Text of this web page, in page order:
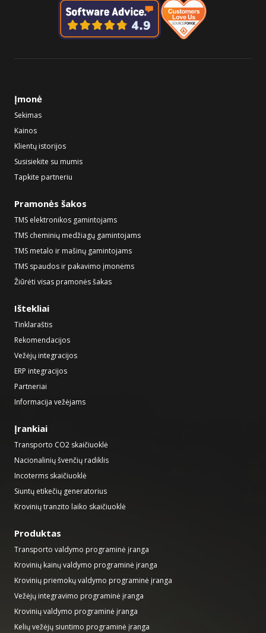
Įmonė
Sekimas
Kainos
Klientų istorijos
Susisiekite su mumis
Tapkite partneriu
Pramonės šakos
TMS elektronikos gamintojams
TMS cheminių medžiagų gamintojams
TMS metalo ir mašinų gamintojams
TMS spaudos ir pakavimo įmonėms
Žiūrėti visas pramonės šakas
Ištekliai
Tinklaraštis
Rekomendacijos
Vežėjų integracijos
ERP integracijos
Partneriai
Informacija vežėjams
Įrankiai
Transporto CO2 skaičiuoklė
Nacionalinių švenčių radiklis
Incoterms skaičiuoklė
Siuntų etikečių generatorius
Krovinių tranzito laiko skaičiuoklė
Produktas
Transporto valdymo programinė įranga
Krovinių kainų valdymo programinė įranga
Krovinių priemokų valdymo programinė įranga
Vežėjų integravimo programinė įranga
Krovinių valdymo programinė įranga
Kelių vežėjų siuntimo programinė įranga